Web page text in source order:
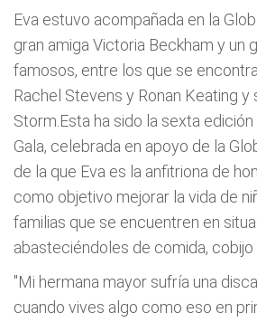
Eva estuvo acompañada en la
gran amiga Victoria Beckham y un
famosos, entre los que se
Rachel Stevens y Ronan Keating y
Storm.Esta ha sido la sexta
Gala, celebrada en apoyo de la
de la que Eva es la anfitriona de
como objetivo mejorar la vida de
familias que se encuentren en
abasteciéndoles de comida, cobijo
"Mi hermana mayor sufría una
cuando vives algo como eso en